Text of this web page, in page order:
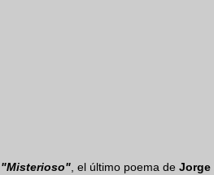
"Misterioso" , el último poema de Jorge